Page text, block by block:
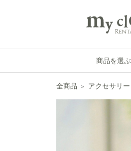
商品を選ぶ
全商品 アクセサリー